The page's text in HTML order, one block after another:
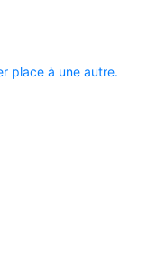
place à une autre.